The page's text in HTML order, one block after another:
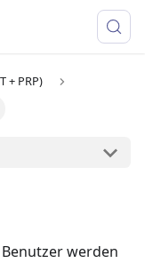
+ PRP)
werden